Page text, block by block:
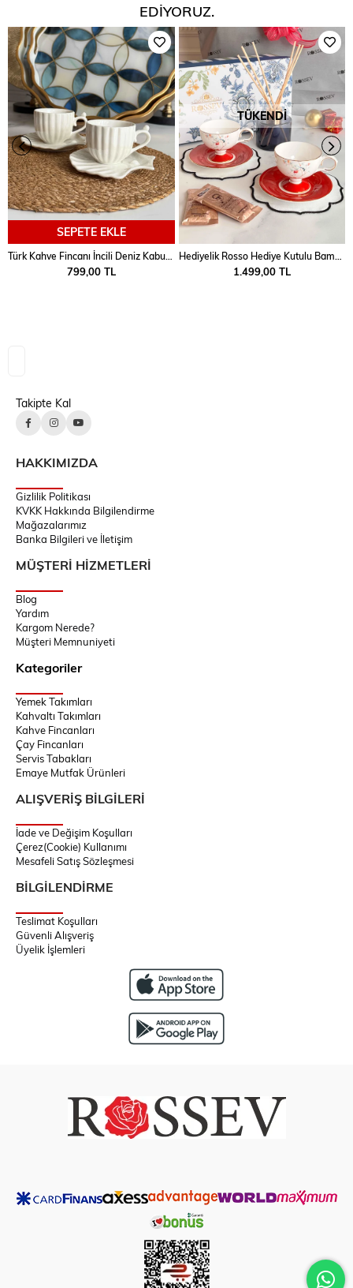
EDIYORUZ.
SEPETE EKLE
Türk Kahve Fincanı İncili Deniz Kabuğu 2 Kişilik 4 Parça
799,00 TL
TÜKENDI
Hediyelik Rosso Hediye Kutulu Bambu Çubuklu Koku ve Fincan Takımı 2 Kişilik
1.499,00 TL
Takipte Kal
HAKKIMIZDA
Gizlilik Politikası
KVKK Hakkında Bilgilendirme
Mağazalarımız
Banka Bilgileri ve İletişim
MÜŞTERİ HİZMETLERİ
Blog
Yardım
Kargom Nerede?
Müşteri Memnuniyeti
Kategoriler
Yemek Takımları
Kahvaltı Takımları
Kahve Fincanları
Çay Fincanları
Servis Tabakları
Emaye Mutfak Ürünleri
ALIŞVERİŞ BİLGİLERİ
İade ve Değişim Koşulları
Çerez(Cookie) Kullanımı
Mesafeli Satış Sözleşmesi
BİLGİLENDİRME
Teslimat Koşulları
Güvenli Alışveriş
Üyelik İşlemleri